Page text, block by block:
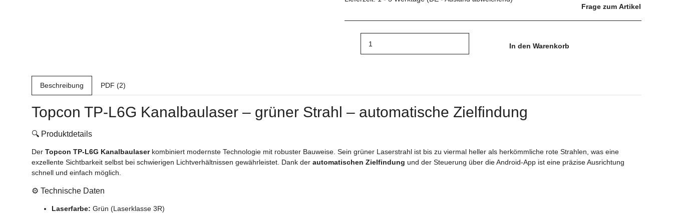
Frage zum Artikel
In den Warenkorb
Beschreibung PDF (2)
Topcon TP-L6G Kanalbaulaser – grüner Strahl – automatische Zielfindung
🔍 Produktdetails
Der Topcon TP-L6G Kanalbaulaserkombiniert modernste Technologie mit robuster Bauweise. Sein grüner Laserstrahl ist bis zu viermal heller als herkömmliche rote Strahlen, was eine
exzellente Sichtbarkeit selbst bei schwierigen Lichtverhältnissen gewährleistet. Dank der automatischen Zielfindung und der Steuerung über die Android-App ist eine präzise Ausrichtung
schnell und einfach möglich.
⚙️ Technische Daten
Laserfarbe: Grün (Laserklasse 3R)